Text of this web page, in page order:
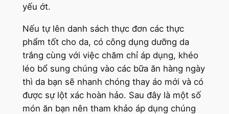
yếu ớt.
Nếu tự lên danh sách thực đơn các thực
phẩm tốt cho da, có công dụng dưỡng da
trắng cùng với việc chăm chỉ áp dụng, khéo
léo bổ sung chúng vào các bữa ăn hàng ngày
thì da bạn sẽ nhanh chóng thay áo mới và có
được sự lột xác hoàn hảo. Sau đây là một số
món ăn bạn nên tham khảo áp dụng chúng